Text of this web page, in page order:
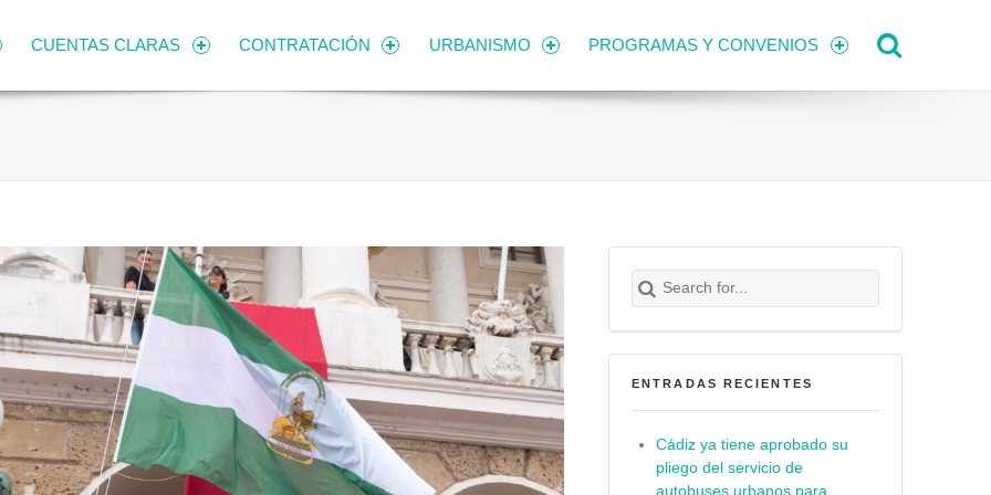
CUENTAS CLARAS CONTRATACIÓN URBANISMO PROGRAMAS Y CONVENIOS
Search for:
Buscar
ENTRADAS RECIENTES
Cádiz ya tiene aprobado su
pliego del servicio de
autobuses urbanos para